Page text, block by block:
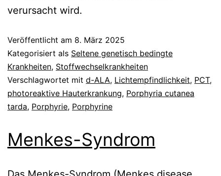
verursacht wird.
Veröffentlicht am 8. März 2025
Kategorisiert als Seltene genetisch bedingte
Krankheiten, Stoffwechselkrankheiten
Verschlagwortet mit d-ALA, Lichtempfindlichkeit, PCT,
photoreaktive Hauterkrankung, Porphyria cutanea
tarda, Porphyrie, Porphyrine
Menkes-Syndrom